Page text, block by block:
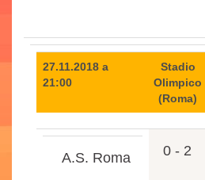
27.11.2018 a
21:00
Stadio
Olimpico
(Roma)
A.S. Roma 0 - 2